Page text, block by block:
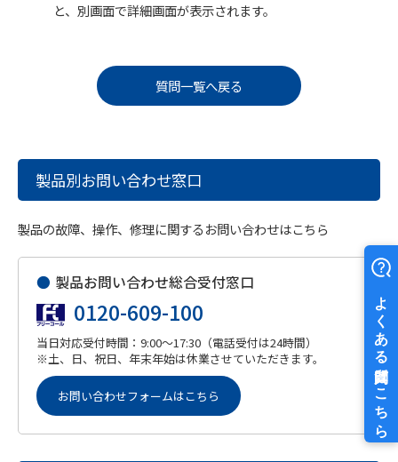
と、別画面で詳細画面が表示されます。
質問一覧へ戻る
製品別お問い合わせ窓口
製品の故障、操作、修理に関するお問い合わせはこちら
● 製品お問い合わせ総合受付窓口
0120-609-100
当日対応受付時間：9:00～17:30（電話受付は24時間）
※土、日、祝日、年末年始は休業させていただきます。
お問い合わせフォームはこちら